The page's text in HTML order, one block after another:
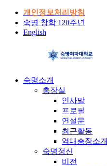
개인정보처리방침
숙명 창학 120주년
English
숙명소개
총장실
인사말
프로필
연설문
최근활동
역대총장소개
숙명정신
비전